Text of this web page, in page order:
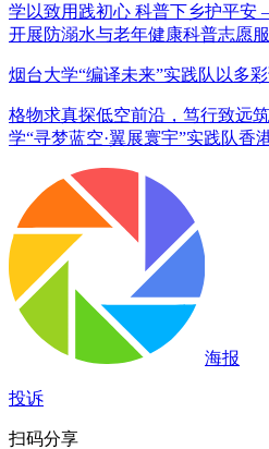
学以致用践初心 科普下乡护平
开展防溺水与老年健康科普志愿
烟台大学“编译未来”实践队以多
格物求真探低空前沿，笃行致远
学“寻梦蓝空·翼展寰宇”实践队香
海报
投诉
扫码分享